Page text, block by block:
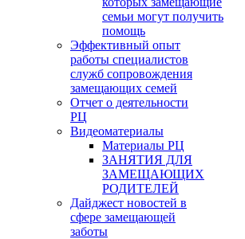
семьи могут получить
помощь
Эффективный опыт
работы специалистов
служб сопровождения
замещающих семей
Отчет о деятельности
РЦ
Видеоматериалы
Материалы РЦ
ЗАНЯТИЯ ДЛЯ
ЗАМЕЩАЮЩИХ
РОДИТЕЛЕЙ
Дайджест новостей в
сфере замещающей
заботы